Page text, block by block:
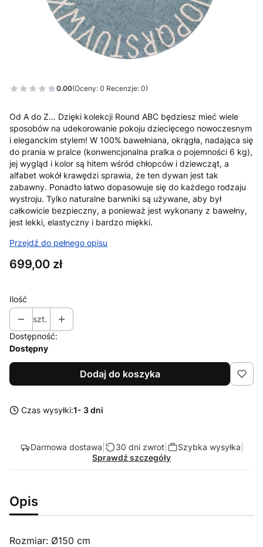
0.00(Oceny: 0 Recenzje: 0)
Od A do Z… Dzięki kolekcji Round ABC będziesz mieć wiele
sposobów na udekorowanie pokoju dziecięcego nowoczesnym
i eleganckim stylem! W 100% bawełniana, okrągła, nadająca się
do prania w pralce (konwencjonalna pralka o pojemności 6 kg),
jej wygląd i kolor są hitem wśród chłopców i dziewcząt, a
alfabet wokół krawędzi sprawia, że ten dywan jest tak
zabawny. Ponadto łatwo dopasowuje się do każdego rodzaju
wystroju. Tylko naturalne barwniki są używane, aby był
całkowicie bezpieczny, a ponieważ jest wykonany z bawełny,
jest lekki, elastyczny i bardzo miękki.
Przejdź do pełnego opisu
Cena
699,00 zł
Ilość
szt.
Dostępność:
Dostępny
Dodaj do koszyka
Czas wysyłki:1- 3 dni
Darmowa dostawa 30 dni zwrot| Szybka wysyłka
Sprawdź szczegóły
Opis
Rozmiar: Ø150 cm